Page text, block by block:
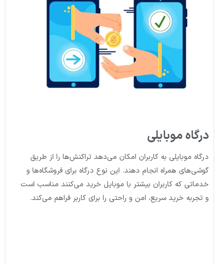
درگاه موبایلی
درگاه موبایلی به کاربران امکان می‌دهد تراکنش‌ها را از طریق
گوشی‌های همراه انجام دهند. این نوع درگاه برای فروشگاه‌ها و
خدماتی که کاربران بیشتر با موبایل خرید می‌کنند مناسب است
و تجربه خرید سریع، امن و راحتی را برای کاربر فراهم می‌کند.